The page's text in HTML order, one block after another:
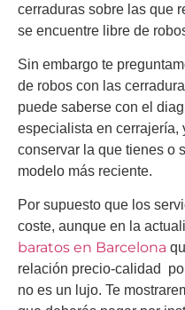
cerraduras sobre las que
se encuentre libre de
Sin embargo te
de robos con las
puede saberse con el
especialista en cerrajería,
conservar la que tienes o
modelo más reciente.
Por supuesto que los
coste, aunque en la
baratos en Barcelona
relación precio-calidad
no es un lujo. Te